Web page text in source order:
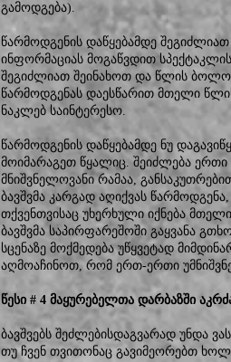
გამოდგება).
წარმოდგენის დაწყებამდე
ინფორმაციას მოგაწვდით
შეგიძლიათ შეინახოთ და წლის
წარმოდგენას დაესწარით მთელი
ნაკლებ საინტერესო.
წარმოდგენის დაწყებამდე ნუ
მოიმარაგეთ წყალიც. შეიძლება
მნიშვნელოვანი რამაა,
ბავშვმა კარგად აღიქვას
თქვენთვისაც უხერხული იქნება
ბავშვმა საპირფარეშოში გაყვანა
სცენაზე მოქმედება უწყვეტად
აღმოაჩინოთ, რომ ერთ-ერთი
წესი # 4 მაყურებელთა დარბაზში
ბავშვებს შეძლებისდაგვარად უნდა
თუ ჩვენ თვითონაც გავიმეორებთ